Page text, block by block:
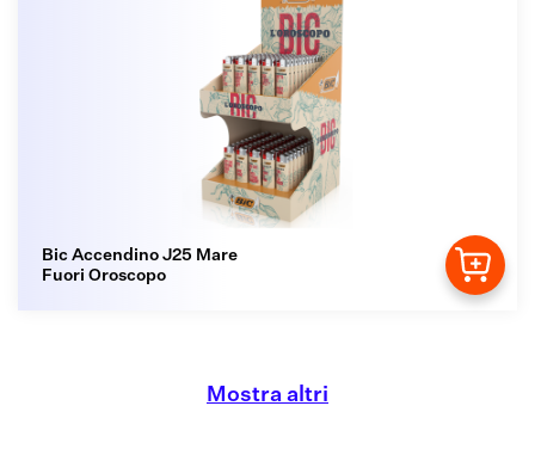
Bic Accendino J25 Mare
Fuori Oroscopo
Mostra altri